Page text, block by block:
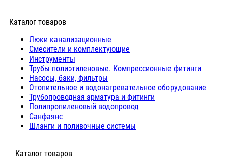
Каталог товаров
Люки канализационные
Cмесители и комплектующие
Инструменты
Трубы полиэтиленовые. Компрессионные фитинги
Насосы, баки, фильтры
Отопительное и водонагревательное оборудование
Трубопроводная арматура и фитинги
Полипропиленовый водопровод
Санфаянс
Шланги и поливочные системы
⠀Каталог товаров